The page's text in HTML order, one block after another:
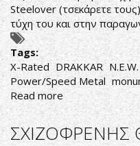
Steelover (τσεκάρετε
τύχη του και στην
Tags:
X-Rated DRAKKAR
Power/Speed Metal
Read more about
Drakkar-
X-
Rated
ΣΧΙΖΟΦΡΕΝΗΣ